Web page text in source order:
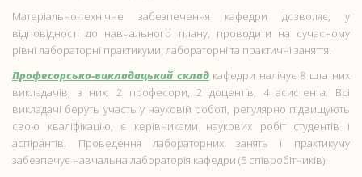
Матеріально-технічне забезпечення кафедри дозволяє, у
відповідності до навчального плану, проводити на сучасному
рівні лабораторні практикуми, лабораторні та практичні заняття.
Професорсько-викладацький складкафедри налічує 8 штатних
викладачів, з них: 2 професори, 2 доцентів, 4 асистента. Всі
викладачі беруть участь у науковій роботі, регулярно підвищують
свою кваліфікацію, є керівниками наукових робіт студентів і
аспірантів. Проведення лабораторних занять і практикуму
забезпечує навчальна лабораторія кафедри (5 співробітників).